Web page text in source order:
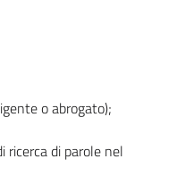
o abrogato);
ricerca di parole nel